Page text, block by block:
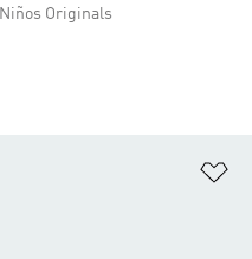
Niños Originals